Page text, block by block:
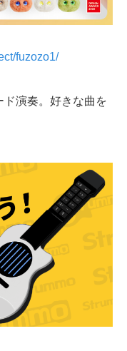
fuzozo1/
演奏。好きな曲を